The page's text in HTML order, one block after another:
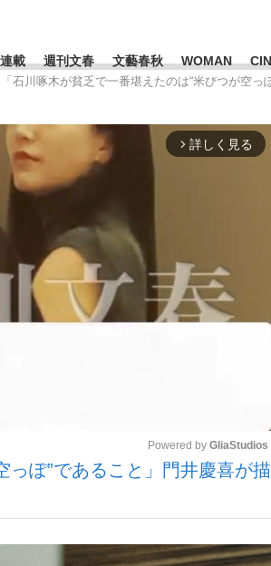
いま
連載 週刊文春 文藝春秋 WOMAN
覧
苗 #森岡毅
石川啄木が貧乏で一番堪えたのは“米びつが空
arrow_forward_ios 詳しく見る
Powered by GliaStudios
っぽ”であること」門井慶喜が